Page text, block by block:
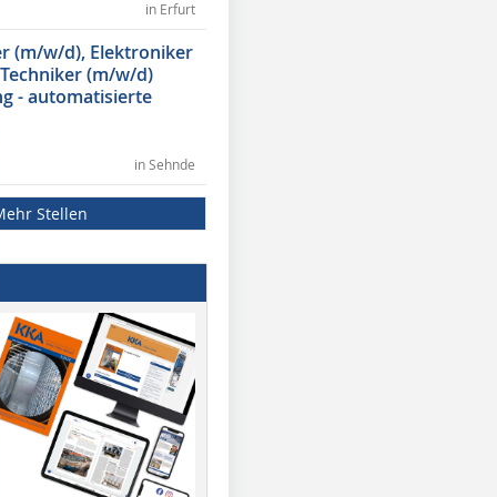
in Erfurt
(m/w/d), Elektroniker
(m/w/d)
- automatisierte
in Sehnde
Stellen